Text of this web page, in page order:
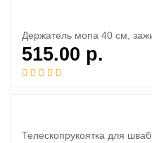
Держатель мопа 40 см,
515.00 р.
Телескопрукоятка для